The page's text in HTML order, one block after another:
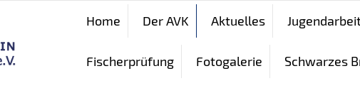
Home Der AVK Aktuelles
Fischerprüfung Fotogalerie Schwarzes